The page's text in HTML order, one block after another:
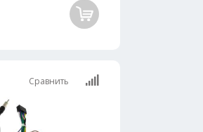
Сравнить